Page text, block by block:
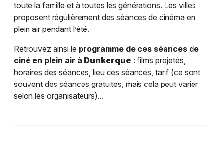
toute la famille et à toutes les générations. Les villes
proposent régulièrement des séances de cinéma en
plein air pendant l’été.
Retrouvez ainsi le programme de ces séances de
ciné en plein air à Dunkerque : films projetés,
horaires des séances, lieu des séances, tarif (ce sont
souvent des séances gratuites, mais cela peut varier
selon les organisateurs)...